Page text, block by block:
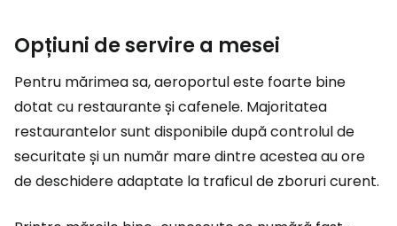
Opțiuni de servire a mesei
Pentru mărimea sa, aeroportul este foarte bine
dotat cu restaurante și cafenele. Majoritatea
restaurantelor sunt disponibile după controlul de
securitate și un număr mare dintre acestea au ore
de deschidere adaptate la traficul de zboruri curent.